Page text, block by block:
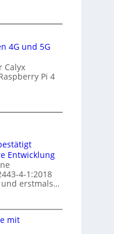
4G und 5G
Calyx
Pi 4
Entwicklung
4-1:2018
erstmals…
mit